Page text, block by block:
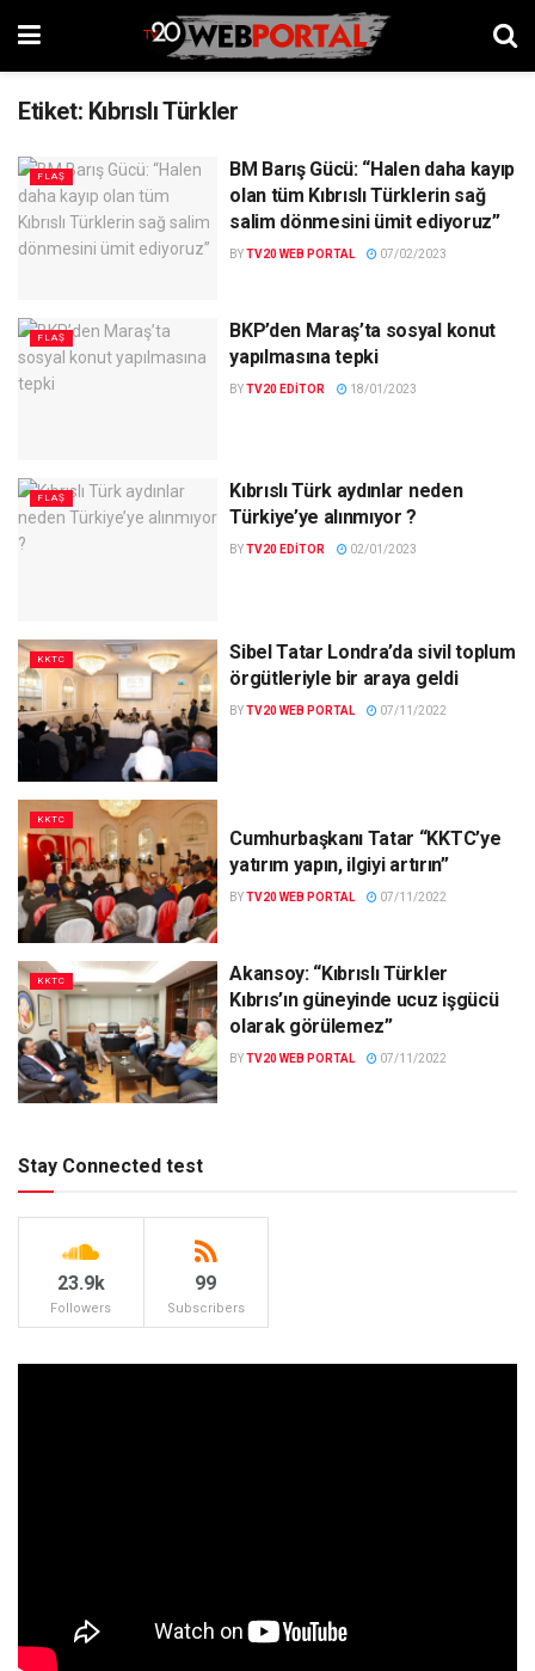
Etiket: Kıbrıslı Türkler
FLAŞ
BM Barış Gücü: “Halen daha kayıp
olan tüm Kıbrıslı Türklerin sağ
salim dönmesini ümit ediyoruz”
BYTV20 WEB PORTAL 07/02/2023
FLAŞ
BKP’den Maraş’ta sosyal konut
yapılmasına tepki
BYTV20 EDITOR 18/01/2023
FLAŞ
Kıbrıslı Türk aydınlar neden
Türkiye’ye alınmıyor ?
BYTV20 EDITOR 02/01/2023
KKTC
Sibel Tatar Londra’da sivil toplum
örgütleriyle bir araya geldi
BYTV20 WEB PORTAL 07/11/2022
KKTC
Cumhurbaşkanı Tatar “KKTC’ye
yatırım yapın, ilgiyi artırın”
BYTV20 WEB PORTAL 07/11/2022
KKTC
Akansoy: “Kıbrıslı Türkler
Kıbrıs’ın güneyinde ucuz işgücü
olarak görülemez”
BYTV20 WEB PORTAL 07/11/2022
Stay Connected test
23.9k
Followers
99
Subscribers